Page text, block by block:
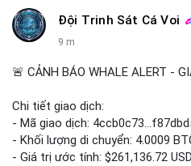
Đội Trinh Sát Cá Voi
9 m
🚨 CẢNH BÁO WHALE ALERT -
Chi tiết giao dịch:
- Mã giao dịch:
- Khối lượng di chuyển: 4.0009
- Giá trị ước tính: $261,136.72